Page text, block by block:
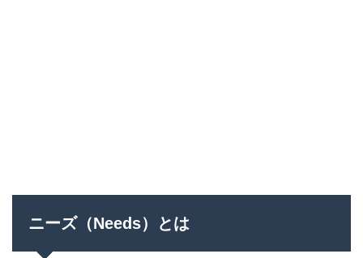
ニーズ（Needs）とは